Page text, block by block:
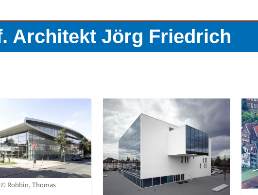
Architekt Jörg Friedrich
© Robbin, Thomas